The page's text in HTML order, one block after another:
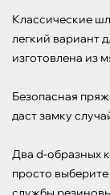
Классические
легкий вариант
изготовлена из
Безопасная
даст замку
Два d-образных
просто